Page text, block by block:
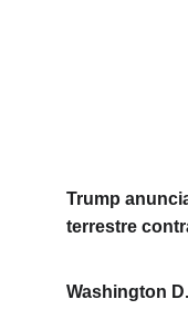
Trump
terrestre
Washington